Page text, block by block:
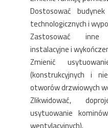
Dostosować
technologicznych i
Zastosować inne
instalacyjne i
Zmienić
(konstrukcyjnych i
otworów drzwiowych
Zlikwidować,
usytuowanie